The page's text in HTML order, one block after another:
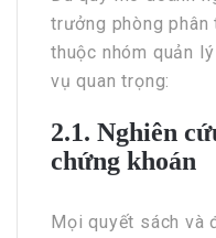
trưởng phòng phân
thuộc nhóm quản
vụ quan trọng:
2.1. Nghiên
chứng khoán
Mọi quyết sách và